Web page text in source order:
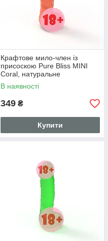
Крафтове мило-член із
присоскою Pure Bliss MINI
Coral, натуральне
В наявності
349 ₴
Купити